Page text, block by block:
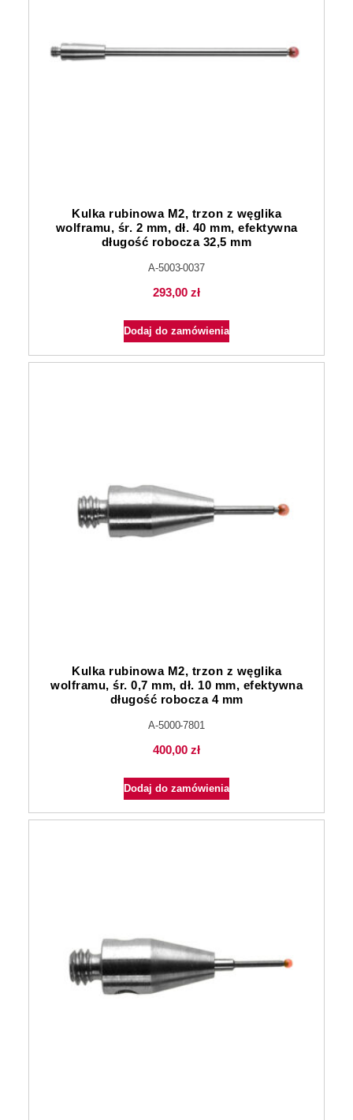
Kulka rubinowa M2, trzon z węglika
wolframu, śr. 2 mm, dł. 40 mm, efektywna
długość robocza 32,5 mm
A-5003-0037
293,00 zł
Dodaj do zamówienia
Kulka rubinowa M2, trzon z węglika
wolframu, śr. 0,7 mm, dł. 10 mm, efektywna
długość robocza 4 mm
A-5000-7801
400,00 zł
Dodaj do zamówienia